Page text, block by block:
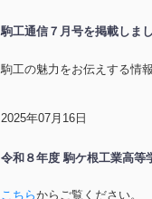
駒工通信７月号を掲載しま
駒工の魅力をお伝えする情
2025年07月16日
令和８年度 駒ケ根工業高等
こちらからご覧ください。